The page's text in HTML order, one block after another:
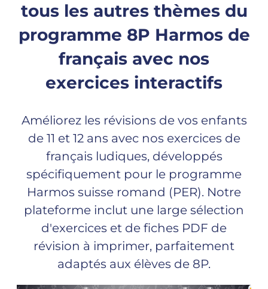
tous les autres thèmes du
programme 8P Harmos de
français avec nos
exercices interactifs
Améliorez les révisions de vos enfants
de 11 et 12 ans avec nos exercices de
français ludiques, développés
spécifiquement pour le programme
Harmos suisse romand (PER). Notre
plateforme inclut une large sélection
d'exercices et de fiches PDF de
révision à imprimer, parfaitement
adaptés aux élèves de 8P.